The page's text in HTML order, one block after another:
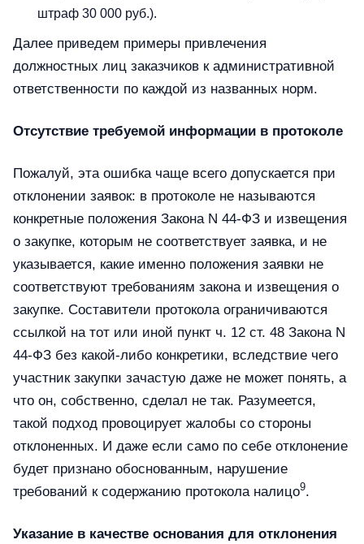
штраф 30 000 руб.).
Далее приведем примеры привлечения
должностных лиц заказчиков к административной
ответственности по каждой из названных норм.
Отсутствие требуемой информации в протоколе
Пожалуй, эта ошибка чаще всего допускается при
отклонении заявок: в протоколе не называются
конкретные положения Закона N 44-ФЗ и извещения
о закупке, которым не соответствует заявка, и не
указывается, какие именно положения заявки не
соответствуют требованиям закона и извещения о
закупке. Составители протокола ограничиваются
ссылкой на тот или иной пункт ч. 12 ст. 48 Закона N
44-ФЗ без какой-либо конкретики, вследствие чего
участник закупки зачастую даже не может понять, а
что он, собственно, сделал не так. Разумеется,
такой подход провоцирует жалобы со стороны
отклоненных. И даже если само по себе отклонение
будет признано обоснованным, нарушение
требований к содержанию протокола налицо9.
Указание в качестве основания для отклонения